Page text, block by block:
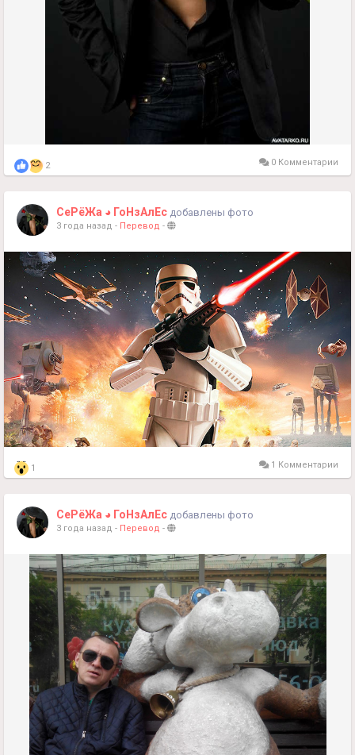
2 0 Комментарии
СеРёЖа ◕ ГоНзАлЕс добавлены фото
3 года назад - Перевод -
1 1 Комментарии
СеРёЖа ◕ ГоНзАлЕс добавлены фото
3 года назад - Перевод -